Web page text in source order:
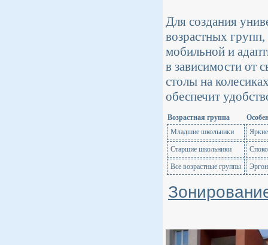
Для создания
возрастных
мобильной и
в зависимости от
столы на
обеспечит
Возрастная группа
Младшие школьники
Старшие школьники
Все возрастные группы